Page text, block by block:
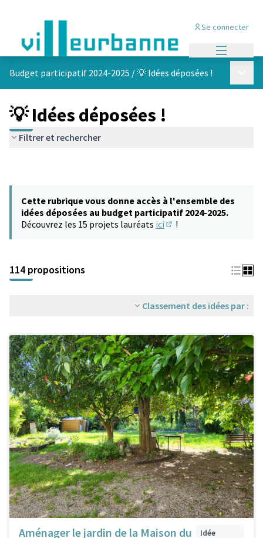
Se connecter
Budget participatif 2024-2025 /💡 Idées déposées !
💡 Idées déposées !
Filtrer et rechercher
Cette rubrique vous donne accès à l'ensemble des
idées déposées au budget participatif 2024-2025.
Découvrez les 15 projets lauréats ici !
114 propositions
Classement des idées par :
Aménager le jardin de la Maison du
Idée